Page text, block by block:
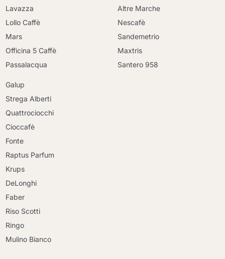
Lavazza
Lollo Caffè
Mars
Officina 5 Caffè
Passalacqua
Altre Marche
Nescafè
Sandemetrio
Maxtris
Santero 958
Galup
Strega Alberti
Quattrociocchi
Cioccafè
Fonte
Raptus Parfum
Krups
DeLonghi
Faber
Riso Scotti
Ringo
Mulino Bianco